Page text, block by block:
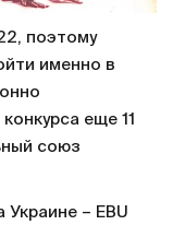
поэтому
именно в
еще 11
союз
Украине – EBU